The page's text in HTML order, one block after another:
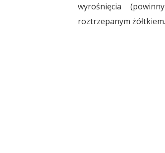
wyrośnięcia
roztrzepanym żółtkiem.